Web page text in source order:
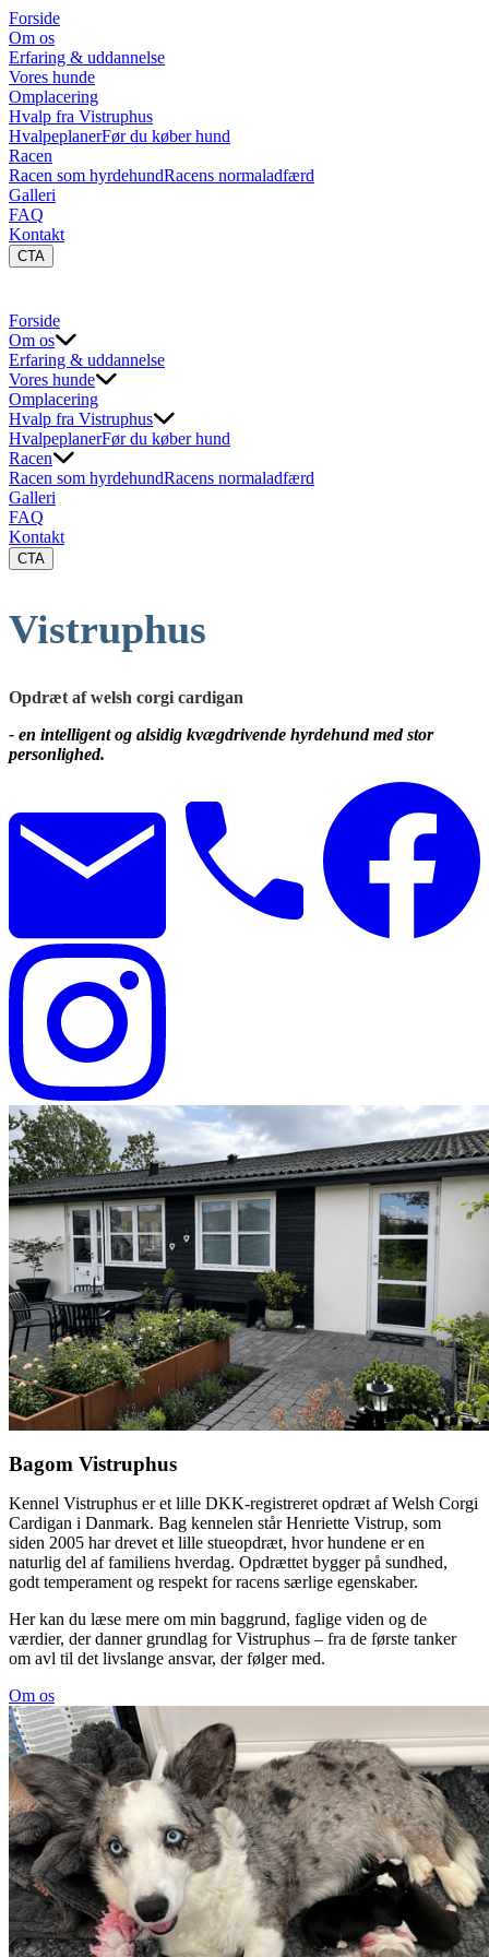
Forside
Om os
Erfaring & uddannelse
Vores hunde
Omplacering
Hvalp fra Vistruphus
HvalpeplanerFør du køber hund
Racen
Racen som hyrdehundRacens normaladfærd
Galleri
FAQ
Kontakt
CTA
Forside
Om os
Erfaring & uddannelse
Vores hunde
Omplacering
Hvalp fra Vistruphus
HvalpeplanerFør du køber hund
Racen
Racen som hyrdehundRacens normaladfærd
Galleri
FAQ
Kontakt
CTA
Vistruphus
Opdræt af welsh corgi cardigan
- en intelligent og alsidig kvægdrivende hyrdehund med stor
personlighed.
Bagom Vistruphus
Kennel Vistruphus er et lille DKK-registreret opdræt af Welsh Corgi
Cardigan i Danmark. Bag kennelen står Henriette Vistrup, som
siden 2005 har drevet et lille stueopdræt, hvor hundene er en
naturlig del af familiens hverdag. Opdrættet bygger på sundhed,
godt temperament og respekt for racens særlige egenskaber.
Her kan du læse mere om min baggrund, faglige viden og de
værdier, der danner grundlag for Vistruphus – fra de første tanker
om avl til det livslange ansvar, der følger med.
Om os